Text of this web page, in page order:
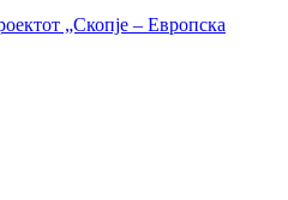
„Скопје – Европска